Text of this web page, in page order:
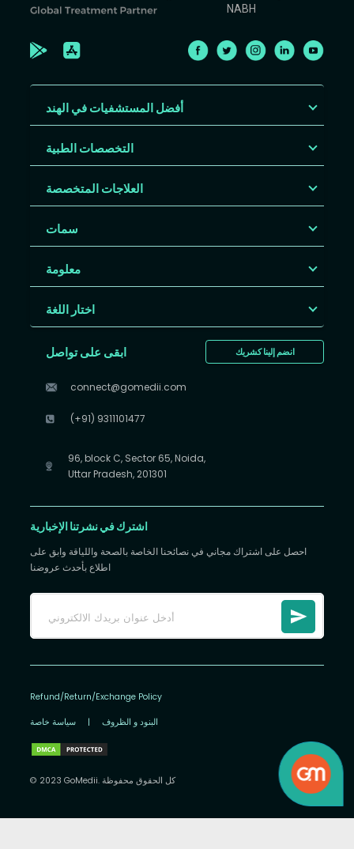
NABH
أفضل المستشفيات في الهند
التخصصات الطبية
العلاجات المتخصصة
سمات
معلومة
اختار اللغة
انضم إلينا كشريك ابقى على تواصل
connect@gomedii.com
(+91) 9311101477
96, block C, Sector 65, Noida,
Uttar Pradesh, 201301
اشترك في نشرتنا الإخبارية
احصل على اشتراك مجاني في نصائحنا الخاصة بالصحة واللياقة وابق على
اطلاع بأحدث عروضنا
Refund/Return/Exchange Policy
سياسة خاصة | البنود و الظروف
© 2023 GoMedii. كل الحقوق محفوظة